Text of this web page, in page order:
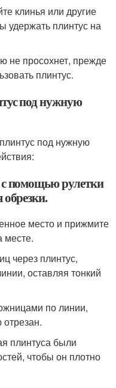
клинья или другие
удержать плинтус на
не просохнет, прежде
плинтус.
под нужную
под нужную
помощью рулетки
место и прижмите
месте.
через плинтус,
оставляя тонкий
по линии,
отрезан.
плинтуса были
чтобы он плотно